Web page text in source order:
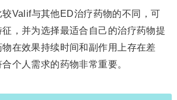
Valif与其他ED治疗药物的不同，可
，并为选择最适合自己的治疗药物提
在效果持续时间和副作用上存在差
个人需求的药物非常重要。